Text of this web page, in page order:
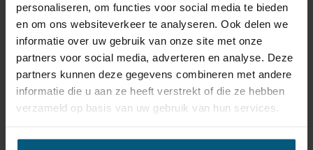
personaliseren, om functies voor social media te bieden
en om ons websiteverkeer te analyseren. Ook delen we
informatie over uw gebruik van onze site met onze
partners voor social media, adverteren en analyse. Deze
partners kunnen deze gegevens combineren met andere
informatie die u aan ze heeft verstrekt of die ze hebben
verzameld op basis van uw gebruik van hun services.
Parkeersensoren
uitschakeling
Ja
Vrijschakelen nodig
Ja
Montagetijd
45 - 60 min.
Montage handleiding
Ga naar product pagina